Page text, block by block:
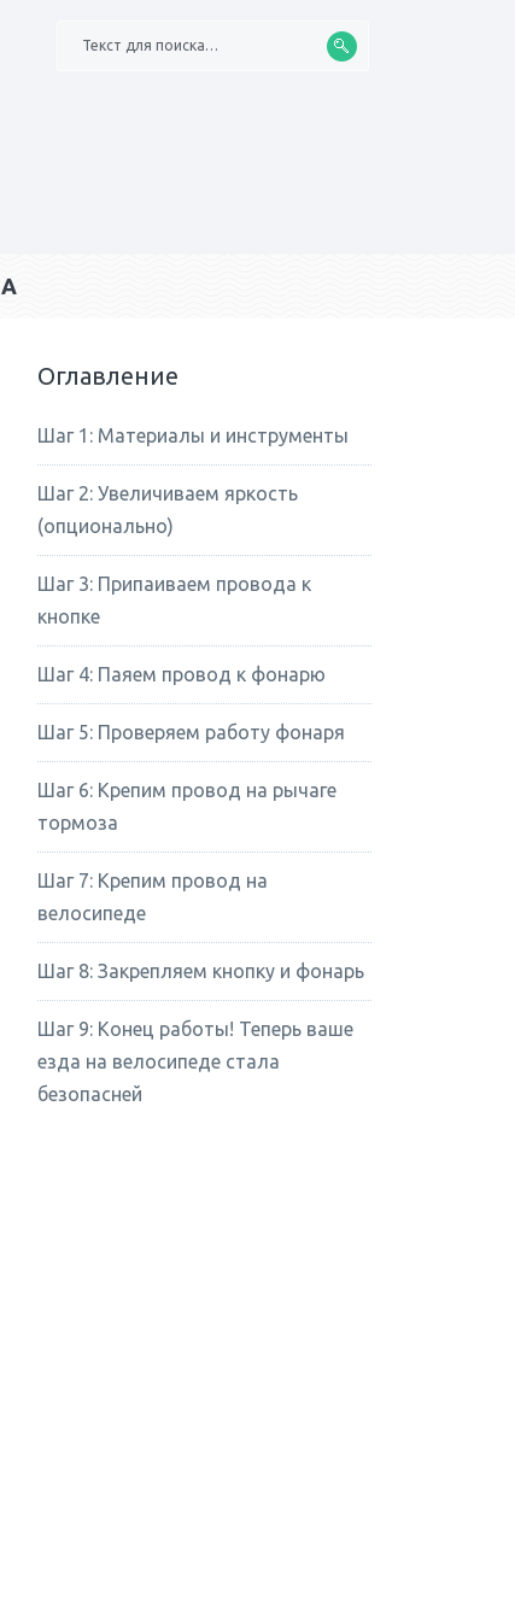
Текст для поиска…
Оглавление
Шаг 1: Материалы и инструменты
Шаг 2: Увеличиваем яркость
(опционально)
Шаг 3: Припаиваем провода к
кнопке
Шаг 4: Паяем провод к фонарю
Шаг 5: Проверяем работу фонаря
Шаг 6: Крепим провод на рычаге
тормоза
Шаг 7: Крепим провод на
велосипеде
Шаг 8: Закрепляем кнопку и фонарь
Шаг 9: Конец работы! Теперь ваше
езда на велосипеде стала
безопасней